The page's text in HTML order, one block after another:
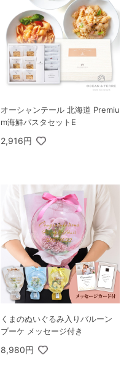
オーシャンテール 北海道 Premiu
m海鮮パスタセットE
2,916円
くまのぬいぐるみ入りバルーン
ブーケ メッセージ付き
8,980円